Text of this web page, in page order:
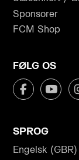
Sponsorer
FCM Shop
FØLG OS
SPROG
Engelsk (GBR)